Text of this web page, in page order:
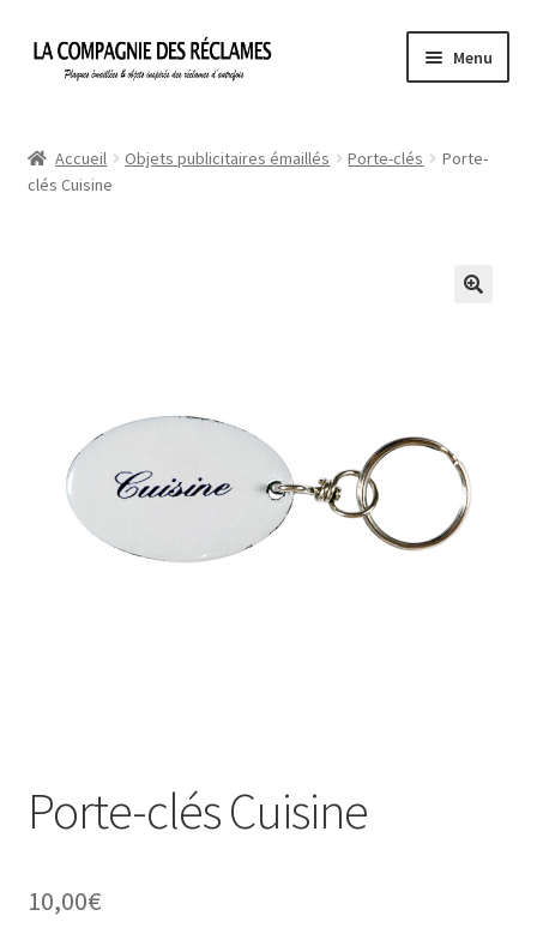
Aller
Aller
Menu
À propos de La Compagnie des Réclames
Mon Panier
Politique de confidentialité
Une histoire de plaques émaillées
Accueil Objets publicitaires émaillés Porte-clés
Porte-
clés Cuisine
Porte-clés Cuisine
10,00€